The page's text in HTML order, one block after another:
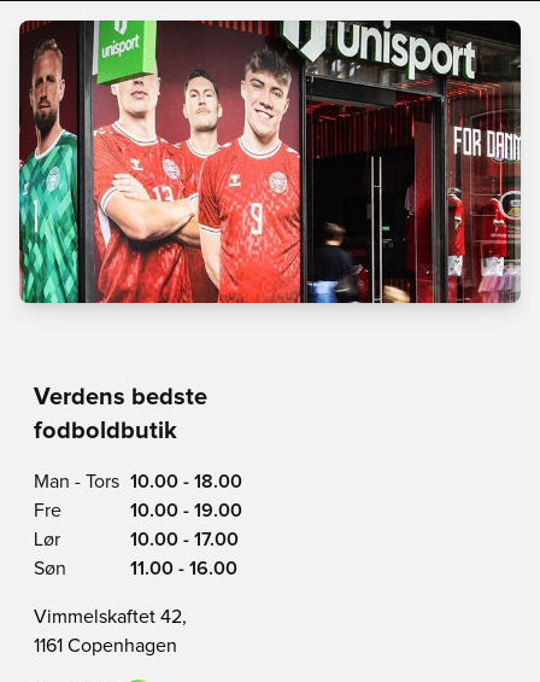
Verdens bedste
fodboldbutik
Man - Tors 10.00 - 18.00
Fre
10.00 - 19.00
Lør
10.00 - 17.00
Søn
11.00 - 16.00
Vimmelskaftet 42,
1161 Copenhagen